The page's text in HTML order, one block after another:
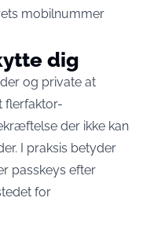
mobilnummer
dig
og private at
flerfaktor-
der ikke kan
I praksis betyder
passkeys efter
for